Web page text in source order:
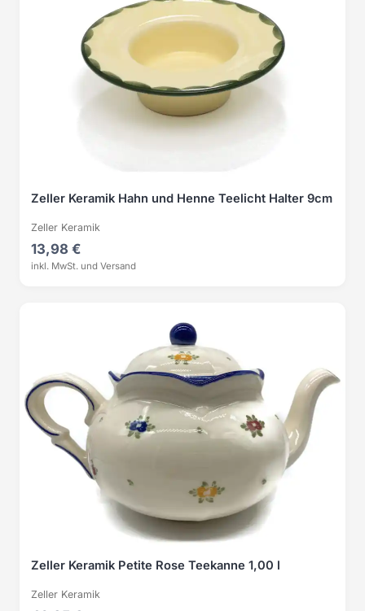
Zeller Keramik Hahn und Henne Teelicht Halter 9cm
Zeller Keramik
13,98 €
inkl. MwSt. und Versand
Zeller Keramik Petite Rose Teekanne 1,00 l
Zeller Keramik